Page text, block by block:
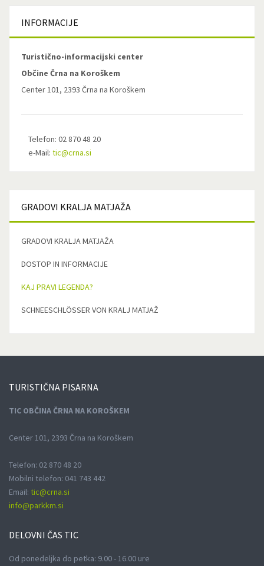
INFORMACIJE
Turistično-informacijski center
Občine Črna na Koroškem
Center 101, 2393 Črna na Koroškem
Telefon: 02 870 48 20
e-Mail: tic@crna.si
GRADOVI KRALJA MATJAŽA
GRADOVI KRALJA MATJAŽA
DOSTOP IN INFORMACIJE
KAJ PRAVI LEGENDA?
SCHNEESCHLÖSSER VON KRALJ MATJAŽ
TURISTIČNA PISARNA
TIC OBČINA ČRNA NA KOROŠKEM
Center 101, 2393 Črna na Koroškem
Telefon: 02 870 48 20
Mobilni telefon: 041 743 442
Email: tic@crna.si
info@parkkm.si
DELOVNI ČAS TIC
Od ponedeljka do petka: 9.00 - 16.00 ure